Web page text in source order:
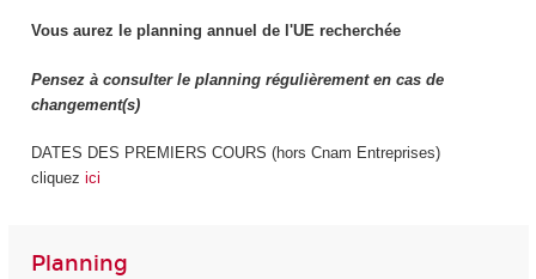
Vous aurez le planning annuel de l'UE recherchée
Pensez à consulter le planning régulièrement en cas de
changement(s)
DATES DES PREMIERS COURS (hors Cnam Entreprises)
cliquez ici
Planning